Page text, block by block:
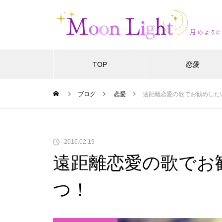
TOP 恋愛
ブログ 恋愛 遠距離恋愛の歌でお勧めし
2016.02.19
遠距離恋愛の歌で
つ！